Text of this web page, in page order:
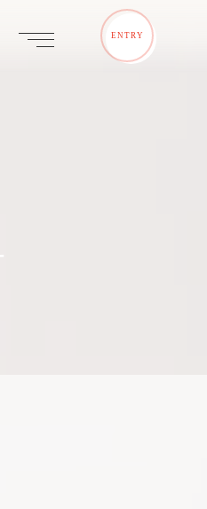
ENTRY